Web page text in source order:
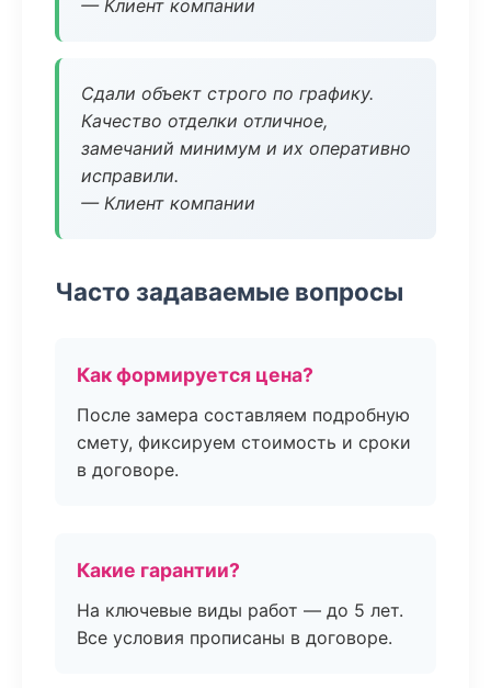
— Клиент компании
Сдали объект строго по графику.
Качество отделки отличное,
замечаний минимум и их оперативно
исправили.
— Клиент компании
Часто задаваемые вопросы
Как формируется цена?
После замера составляем подробную
смету, фиксируем стоимость и сроки
в договоре.
Какие гарантии?
На ключевые виды работ — до 5 лет.
Все условия прописаны в договоре.